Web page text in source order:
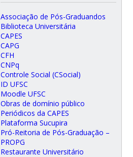
Associação de Pós-Graduandos
Biblioteca Universitária
CAPES
CAPG
CFH
CNPq
Controle Social (CSocial)
ID UFSC
Moodle UFSC
Obras de domínio público
Periódicos da CAPES
Plataforma Sucupira
Pró-Reitoria de Pós-Graduação –
PROPG
Restaurante Universitário